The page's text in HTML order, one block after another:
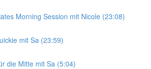
Morning Session mit Nicole (23:08)
mit Sa (23:59)
die Mitte mit Sa (5:04)